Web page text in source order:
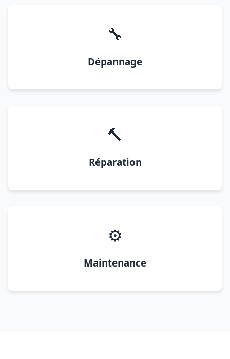
🔧
Dépannage
🔨
Réparation
⚙️
Maintenance